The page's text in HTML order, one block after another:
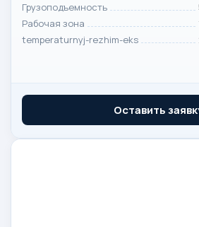
Грузоподъемность
Рабочая зона
temperaturnyj-rezhim-eks
Оставить